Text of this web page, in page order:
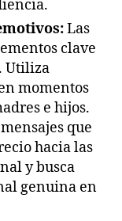
Las
clave
Utiliza
momentos
e hijos.
que
hacia las
y busca
genuina en